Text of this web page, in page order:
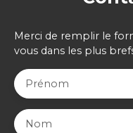
Merci de remplir le
vous dans les plus
Prénom
Nom